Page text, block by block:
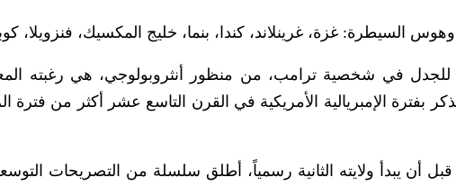
وهوس السيطرة: غزة، غرينلاند، كندا، بنما، خليج المكسيك، فنزويلا،
للجدل في شخصية ترامب، من منظور أنثروبولوجي، هي رغبته
بفترة الإمبريالية الأمريكية في القرن التاسع عشر أكثر من فترة
2025م، حتى قبل أن يبدأ ولايته الثانية رسمياً، أطلق سلسلة من التصريحات